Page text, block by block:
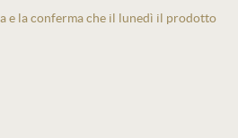
e la conferma che il lunedì il prodotto